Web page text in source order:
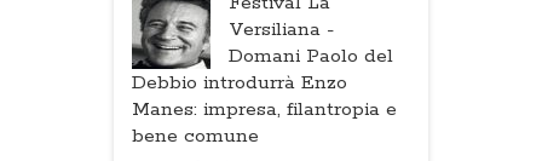
Versiliana -
Domani Paolo del
Debbio introdurrà Enzo
Manes: impresa, filantropia e
bene comune